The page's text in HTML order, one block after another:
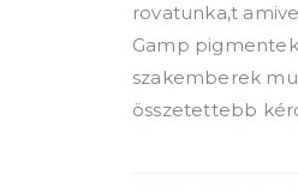
rovatunka,t
Gamp
szakemberek
összetettebb